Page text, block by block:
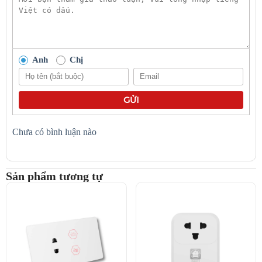
Hơn thế,SK18
Hoạt Động Độc Lập Qua Wifi, Lắp Đặt Cực Kỳ Đơn Giản
Sản phẩm kết nối trực tiếp với mạngWifi 2.4Ghzcủa gia đình và
không cần Bộ điều khiển trung tâm (Hub)để hoạt động.
Điều này giúpgiảm chi phí đầu tưban đầu và cho phép
người dùng tự lắp đặt một cách dễ dàng: chỉ cần cắm vào ổ
điện và cài đặt qua ứng dụng trong vài phút.
Anh Chị
GỬI
Chưa có bình luận nào
Sản phẩm tương tự